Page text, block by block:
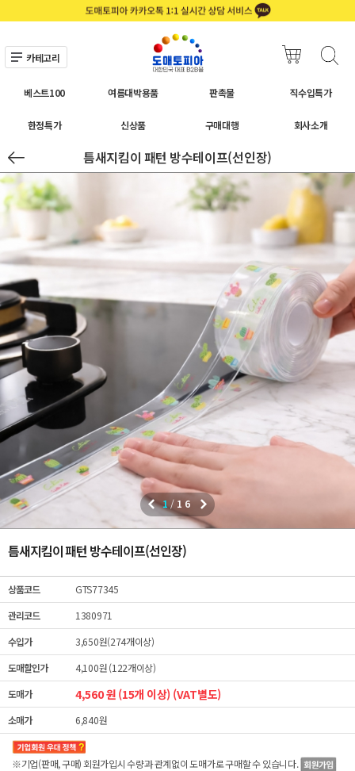
카테고리
베스트100 여름대박용품 판촉물 직수입특가
한정특가 신상품 구매대행 회사소개
틈새지킴이 패턴 방수테이프(선인장)
1 / 16
틈새지킴이 패턴 방수테이프(선인장)
상품코드
GTS77345
관리코드
1380971
수입가
3,650원(274개이상)
도매할인가
4,100원 (122개이상)
도매가
4,560 원 (15개 이상) (VAT별도)
소매가 6,840원
※기업(판매, 구매) 회원가입시 수량과 관계없이도매가로 구매할 수 있습니다.